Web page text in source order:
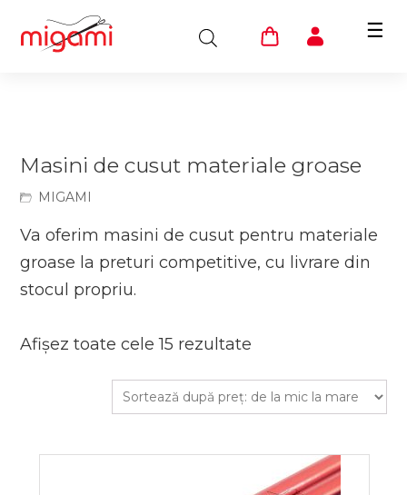
☰
Masini de cusut materiale groase
MIGAMI
Va oferim masini de cusut pentru materiale
groase la preturi competitive, cu livrare din
stocul propriu.
Afișez toate cele 15 rezultate